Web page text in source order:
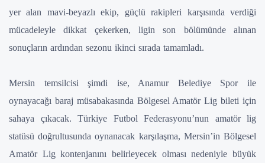
yer alan mavi-beyazlı ekip, güçlü rakipleri karşısında verdiği
mücadeleyle dikkat çekerken, ligin son bölümünde alınan
sonuçların ardından sezonu ikinci sırada tamamladı.
Mersin temsilcisi şimdi ise, Anamur Belediye Spor ile
oynayacağı baraj müsabakasında Bölgesel Amatör Lig bileti için
sahaya çıkacak. Türkiye Futbol Federasyonu’nun amatör lig
statüsü doğrultusunda oynanacak karşılaşma, Mersin’in Bölgesel
Amatör Lig kontenjanını belirleyecek olması nedeniyle büyük